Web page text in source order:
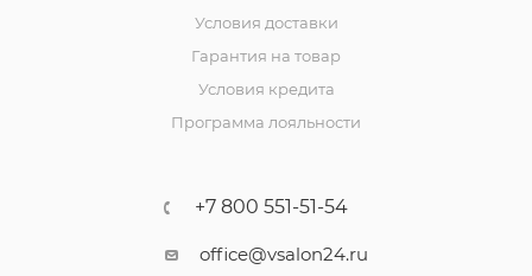
Условия доставки
Гарантия на товар
Условия кредита
Программа лояльности
+7 800 551-51-54
office@vsalon24.ru